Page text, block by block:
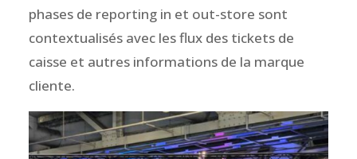
phases de reporting in et out-store sont
contextualisés avec les flux des tickets de
caisse et autres informations de la marque
cliente.